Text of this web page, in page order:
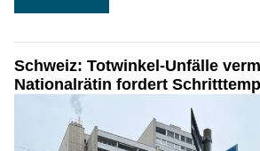
Schweiz: Totwinkel-Unfälle
Nationalrätin fordert